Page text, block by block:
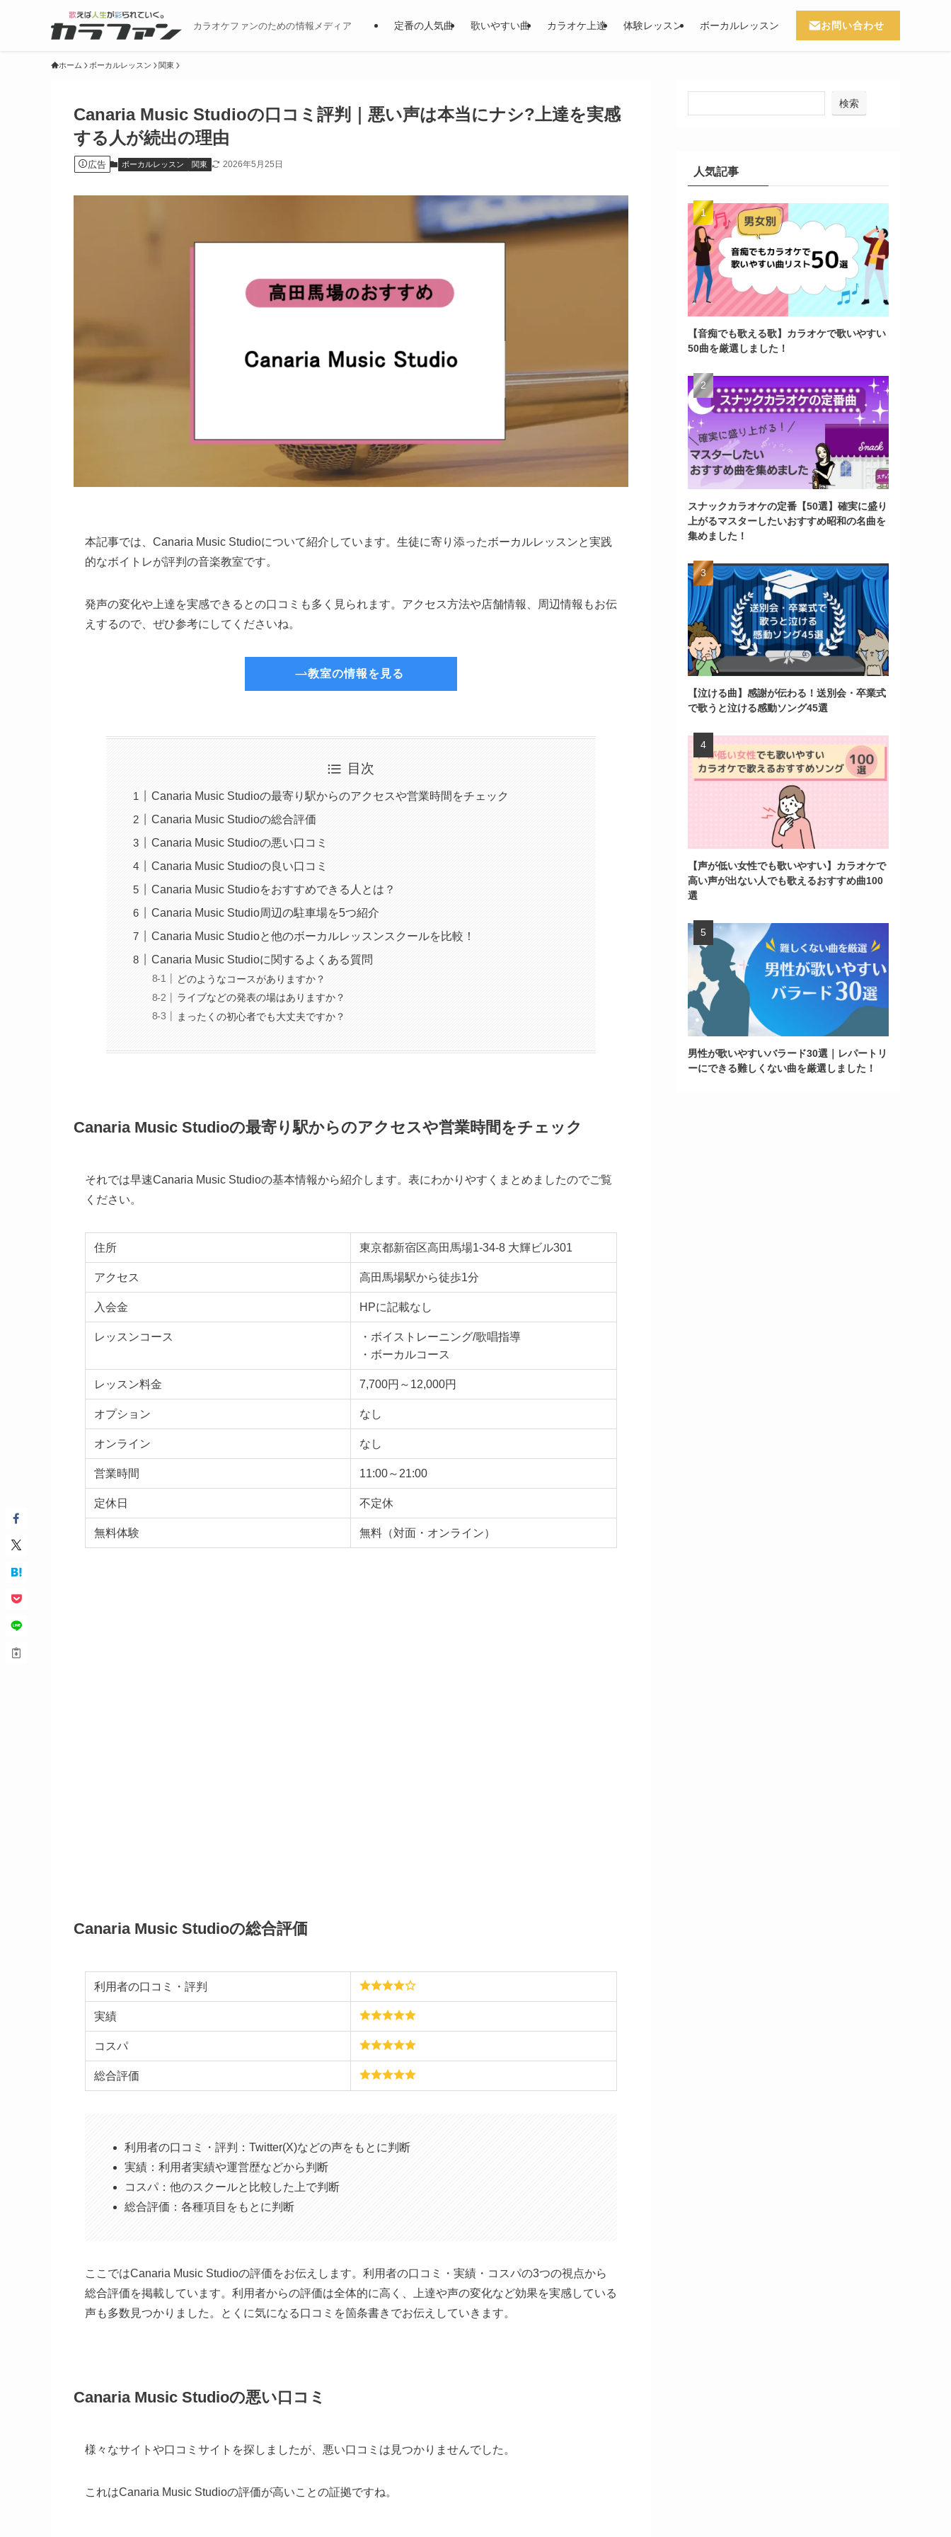
カラオケファンのための情報メディア 定番の人気曲 歌いやすい曲 カラオケ上達 体験レッスン ボーカルレッスン お問い合わせ
ホーム ボーカルレッスン 関東
Canaria Music Studioの口コミ評判｜悪い声は本当にナシ?上達を実感
する人が続出の理由
広告 ボーカルレッスン 関東 2026年5月25日
本記事では、Canaria Music Studioについて紹介しています。生徒に寄り添ったボーカルレッスンと実践
的なボイトレが評判の音楽教室です。
発声の変化や上達を実感できるとの口コミも多く見られます。アクセス方法や店舗情報、周辺情報もお伝
えするので、ぜひ参考にしてくださいね。
教室の情報を見る
目次
Canaria Music Studioの最寄り駅からのアクセスや営業時間をチェック
Canaria Music Studioの総合評価
Canaria Music Studioの悪い口コミ
Canaria Music Studioの良い口コミ
Canaria Music Studioをおすすめできる人とは？
Canaria Music Studio周辺の駐車場を5つ紹介
Canaria Music Studioと他のボーカルレッスンスクールを比較！
Canaria Music Studioに関するよくある質問
どのようなコースがありますか？
ライブなどの発表の場はありますか？
まったくの初心者でも大丈夫ですか？
Canaria Music Studioの最寄り駅からのアクセスや営業時間をチェック
それでは早速Canaria Music Studioの基本情報から紹介します。表にわかりやすくまとめましたのでご覧
ください。
住所 東京都新宿区高田馬場1-34-8 大輝ビル301
アクセス 高田馬場駅から徒歩1分
入会金 HPに記載なし
レッスンコース
・ボイストレーニング/歌唱指導
・ボーカルコース
レッスン料金 7,700円～12,000円
オプション なし
オンライン なし
営業時間 11:00～21:00
定休日 不定休
無料体験 無料（対面・オンライン）
Canaria Music Studioの総合評価
利用者の口コミ・評判
実績
コスパ
総合評価
利用者の口コミ・評判：Twitter(X)などの声をもとに判断
実績：利用者実績や運営歴などから判断
コスパ：他のスクールと比較した上で判断
総合評価：各種項目をもとに判断
ここではCanaria Music Studioの評価をお伝えします。利用者の口コミ・実績・コスパの3つの視点から
総合評価を掲載しています。利用者からの評価は全体的に高く、上達や声の変化など効果を実感している
声も多数見つかりました。とくに気になる口コミを箇条書きでお伝えしていきます。
Canaria Music Studioの悪い口コミ
様々なサイトや口コミサイトを探しましたが、悪い口コミは見つかりませんでした。
これはCanaria Music Studioの評価が高いことの証拠ですね。
検索
人気記事
【音痴でも歌える歌】カラオケで歌いやすい
50曲を厳選しました！
スナックカラオケの定番【50選】確実に盛り
上がるマスターしたいおすすめ昭和の名曲を
集めました！
【泣ける曲】感謝が伝わる！送別会・卒業式
で歌うと泣ける感動ソング45選
【声が低い女性でも歌いやすい】カラオケで
高い声が出ない人でも歌えるおすすめ曲100
選
男性が歌いやすいバラード30選｜レパートリ
ーにできる難しくない曲を厳選しました！